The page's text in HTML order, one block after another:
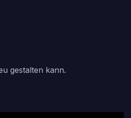
gestalten kann.